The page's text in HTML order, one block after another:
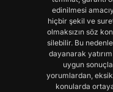
edinilmesi
hiçbir şekil ve
olmaksızın söz
silebilir. Bu
dayanarak
uygun
yorumlardan,
konularda